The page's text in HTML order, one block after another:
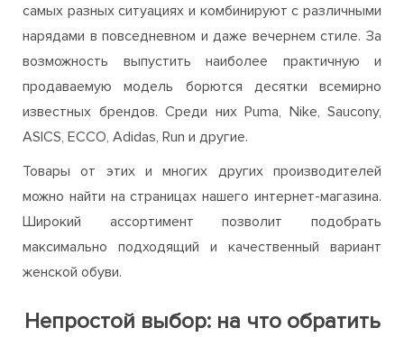
самых разных ситуациях и комбинируют с различными
нарядами в повседневном и даже вечернем стиле. За
возможность выпустить наиболее практичную и
продаваемую модель борются десятки всемирно
известных брендов. Среди них Puma, Nike, Saucony,
ASICS, ECCO, Adidas, Run и другие.
Товары от этих и многих других производителей
можно найти на страницах нашего интернет-магазина.
Широкий ассортимент позволит подобрать
максимально подходящий и качественный вариант
женской обуви.
Непростой выбор: на что обратить